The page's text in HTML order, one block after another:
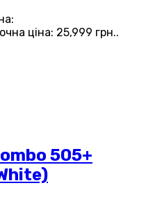
ціна: 25,999 грн..
505+